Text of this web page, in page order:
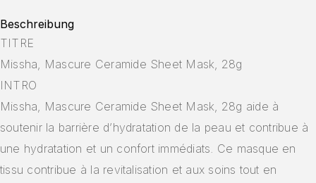
Beschreibung
TITRE
Missha, Mascure Ceramide Sheet Mask, 28g
INTRO
Missha, Mascure Ceramide Sheet Mask, 28g aide à
soutenir la barrière d’hydratation de la peau et contribue à
une hydratation et un confort immédiats. Ce masque en
tissu contribue à la revitalisation et aux soins tout en